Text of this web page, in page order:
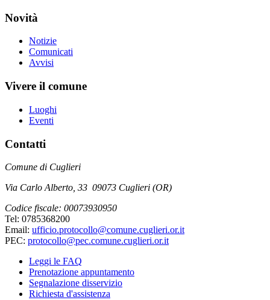
Novità
Notizie
Comunicati
Avvisi
Vivere il comune
Luoghi
Eventi
Contatti
Comune di Cuglieri
Via Carlo Alberto, 33 09073 Cuglieri (OR)
Codice fiscale: 00073930950
Tel: 0785368200
Email: ufficio.protocollo@comune.cuglieri.or.it
PEC: protocollo@pec.comune.cuglieri.or.it
Leggi le FAQ
Prenotazione appuntamento
Segnalazione disservizio
Richiesta d'assistenza